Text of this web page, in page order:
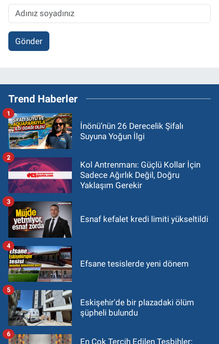
Gönder
Trend Haberler
İnönü’nün 26 Derecelik Şifalı
Suyuna Yoğun İlgi
1
Kol Antrenmanı: Güçlü Kollar İçin
Sadece Ağırlık Değil, Doğru
Yaklaşım Gerekir
2
Esnaf kefalet kredi limiti yükseltildi
3
Efsane tesislerde yeni dönem
4
Eskişehir'de bir plazadaki ölüm
şüpheli bulundu
5
En Çok Tercih Edilen Tesbihler:
6